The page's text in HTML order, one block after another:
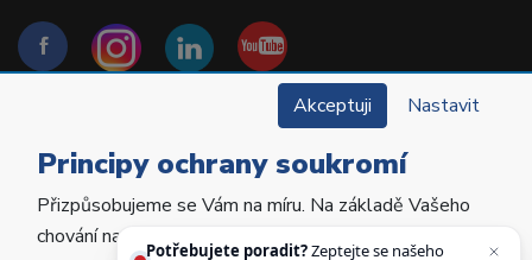
Copyright © 2022 Hu-Fa Dental a.s. Všechna práva
vyhrazena.
Akceptuji Nastavit
Principy ochrany soukromí
Přizpůsobujeme se Vám na míru. Na základě Vašeho
chování na webu personalizujeme jeho obsah a
Potřebujete poradit?Zeptejte se našeho